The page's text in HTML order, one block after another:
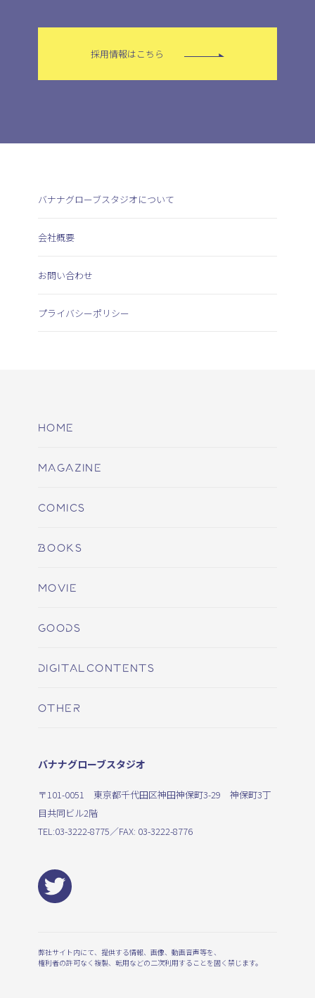
採用情報はこちら
バナナグローブスタジオについて
会社概要
お問い合わせ
プライバシーポリシー
HOME
MAGAZINE
COMICS
BOOKS
MOVIE
GOODS
DIGITALCONTENTS
OTHER
バナナグローブスタジオ
〒101-0051 東京都千代田区神田神保町3-29 神保町3丁
目共同ビル2階
TEL:03-3222-8775／FAX: 03-3222-8776
弊社サイト内にて、提供する情報、画像、動画音声等を、
権利者の許可なく複製、転用などの二次利用することを固く禁じます。